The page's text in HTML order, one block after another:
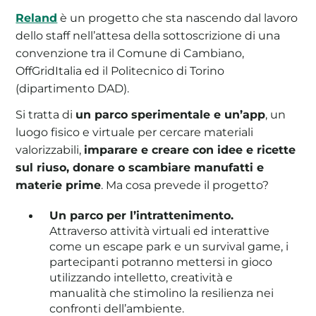
Reland è un progetto che sta nascendo dal lavoro
dello staff nell’attesa della sottoscrizione di una
convenzione tra il Comune di Cambiano,
OffGridItalia ed il Politecnico di Torino
(dipartimento DAD).
Si tratta di un parco sperimentale e un’app, un
luogo fisico e virtuale per cercare materiali
valorizzabili, imparare e creare con idee e ricette
sul riuso, donare o scambiare manufatti e
materie prime. Ma cosa prevede il progetto?
Un parco per l’intrattenimento.
Attraverso attività virtuali ed interattive
come un escape park e un survival game, i
partecipanti potranno mettersi in gioco
utilizzando intelletto, creatività e
manualità che stimolino la resilienza nei
confronti dell’ambiente.